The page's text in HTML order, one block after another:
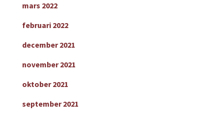
mars 2022
februari 2022
december 2021
november 2021
oktober 2021
september 2021